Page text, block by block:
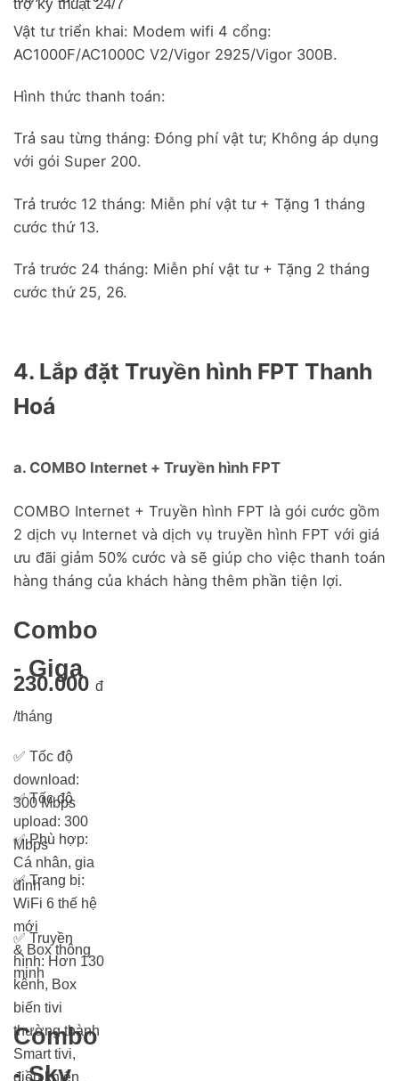
trợ kỹ thuật 24/7
Vật tư triển khai: Modem wifi 4 cổng:
AC1000F/AC1000C V2/Vigor 2925/Vigor 300B.
Hình thức thanh toán:
Trả sau từng tháng: Đóng phí vật tư; Không áp dụng
với gói Super 200.
Trả trước 12 tháng: Miễn phí vật tư + Tặng 1 tháng
cước thứ 13.
Trả trước 24 tháng: Miễn phí vật tư + Tặng 2 tháng
cước thứ 25, 26.
4. Lắp đặt Truyền hình FPT Thanh
Hoá
a. COMBO Internet + Truyền hình FPT
COMBO Internet + Truyền hình FPT là gói cước gồm
2 dịch vụ Internet và dịch vụ truyền hình FPT với giá
ưu đãi giảm 50% cước và sẽ giúp cho việc thanh toán
hàng tháng của khách hàng thêm phần tiện lợi.
Combo
- Giga
230.000 đ
/tháng
✅ Tốc độ
download:
300 Mbps
✅Tốc độ
upload: 300
Mbps
✅Phù hợp:
Cá nhân, gia
đình
✅Trang bị:
WiFi 6 thế hệ
mới
& Box thông
minh
✅ Truyền
hình: Hơn 130
kênh, Box
biến tivi
thường thành
Smart tivi,
điều khiển
Combo
- Sky